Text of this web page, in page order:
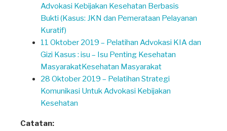
Advokasi Kebijakan Kesehatan Berbasis
Bukti (Kasus: JKN dan Pemerataan Pelayanan
Kuratif)
11 Oktober 2019 – Pelatihan Advokasi KIA dan
Gizi Kasus : isu – Isu Penting Kesehatan
MasyarakatKesehatan Masyarakat
28 Oktober 2019 – Pelatihan Strategi
Komunikasi Untuk Advokasi Kebijakan
Kesehatan
Catatan: